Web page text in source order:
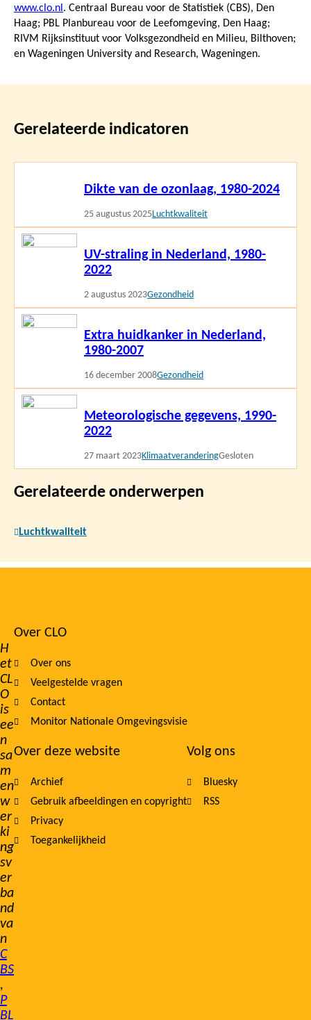
www.clo.nl. Centraal Bureau voor de Statistiek (CBS), Den
Haag; PBL Planbureau voor de Leefomgeving, Den Haag;
RIVM Rijksinstituut voor Volksgezondheid en Milieu, Bilthoven;
en Wageningen University and Research, Wageningen.
Gerelateerde indicatoren
Dikte van de ozonlaag, 1980-2024
25 augustus 2025Luchtkwaliteit
UV-straling in Nederland, 1980-
2022
2 augustus 2023Gezondheid
Lees
Extra huidkanker in Nederland,
1980-2007
16 december 2008Gezondheid
Lees
Meteorologische gegevens, 1990-
2022
27 maart 2023KlimaatveranderingGesloten
Lees
Gerelateerde onderwerpen
Luchtkwaliteit
H
et
CL
O
is
ee
n
sa
m
en
w
er
ki
ng
sv
er
ba
nd
va
n
C
BS
,
P
BL
Footer
navigation
Over CLO
Over ons
Veelgestelde vragen
Contact
Monitor Nationale Omgevingsvisie
Over deze website
Archief
Gebruik afbeeldingen en copyright
Privacy
Toegankelijkheid
Volg ons
Bluesky
RSS